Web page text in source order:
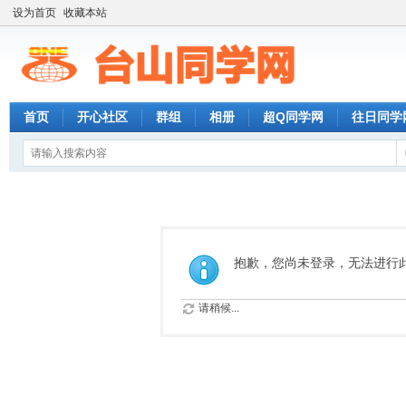
设为首页 收藏本站
首页 开心社区 群组 相册 超Q同学网 往日同学
抱歉，您尚未登录，无法进行
请稍候...